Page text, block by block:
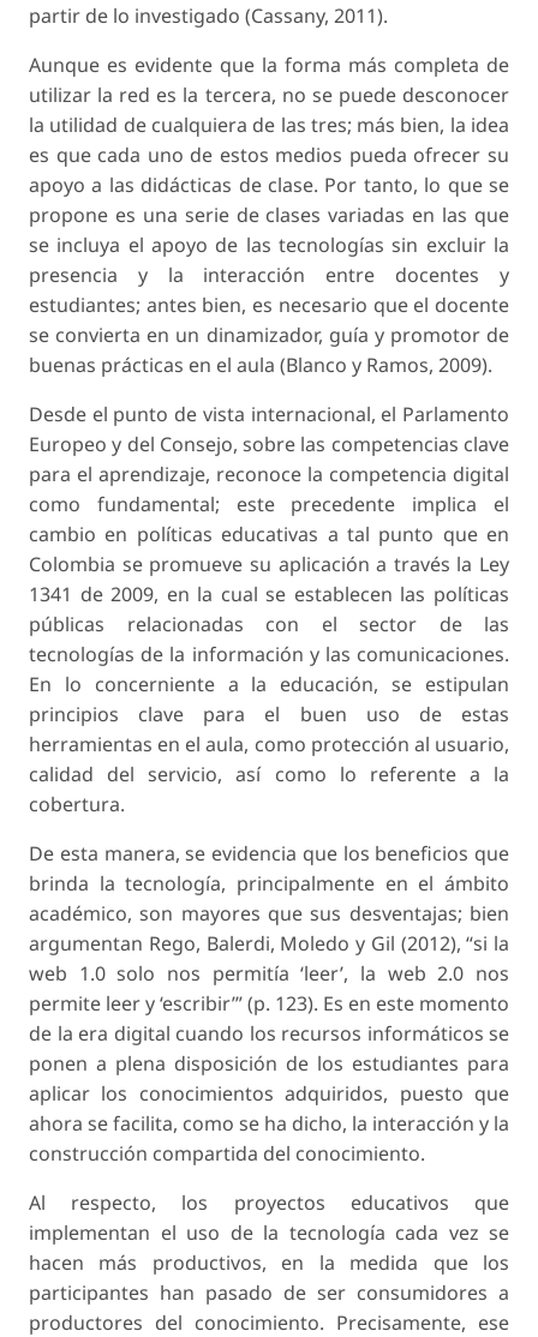
partir de lo investigado (Cassany, 2011).
Aunque es evidente que la forma más completa de
utilizar la red es la tercera, no se puede desconocer
la utilidad de cualquiera de las tres; más bien, la idea
es que cada uno de estos medios pueda ofrecer su
apoyo a las didácticas de clase. Por tanto, lo que se
propone es una serie de clases variadas en las que
se incluya el apoyo de las tecnologías sin excluir la
presencia y la interacción entre docentes y
estudiantes; antes bien, es necesario que el docente
se convierta en un dinamizador, guía y promotor de
buenas prácticas en el aula (Blanco y Ramos, 2009).
Desde el punto de vista internacional, el Parlamento
Europeo y del Consejo, sobre las competencias clave
para el aprendizaje, reconoce la competencia digital
como fundamental; este precedente implica el
cambio en políticas educativas a tal punto que en
Colombia se promueve su aplicación a través la Ley
1341 de 2009, en la cual se establecen las políticas
públicas relacionadas con el sector de las
tecnologías de la información y las comunicaciones.
En lo concerniente a la educación, se estipulan
principios clave para el buen uso de estas
herramientas en el aula, como protección al usuario,
calidad del servicio, así como lo referente a la
cobertura.
De esta manera, se evidencia que los beneficios que
brinda la tecnología, principalmente en el ámbito
académico, son mayores que sus desventajas; bien
argumentan Rego, Balerdi, Moledo y Gil (2012), “si la
web 1.0 solo nos permitía ‘leer’, la web 2.0 nos
permite leer y ‘escribir’” (p. 123). Es en este momento
de la era digital cuando los recursos informáticos se
ponen a plena disposición de los estudiantes para
aplicar los conocimientos adquiridos, puesto que
ahora se facilita, como se ha dicho, la interacción y la
construcción compartida del conocimiento.
Al respecto, los proyectos educativos que
implementan el uso de la tecnología cada vez se
hacen más productivos, en la medida que los
participantes han pasado de ser consumidores a
productores del conocimiento. Precisamente, ese